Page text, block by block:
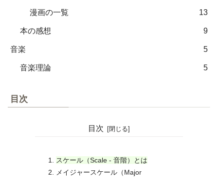
漫画の一覧 13
本の感想 9
音楽 5
音楽理論 5
目次
目次
スケール（Scale - 音階）とは
メイジャースケール（Major